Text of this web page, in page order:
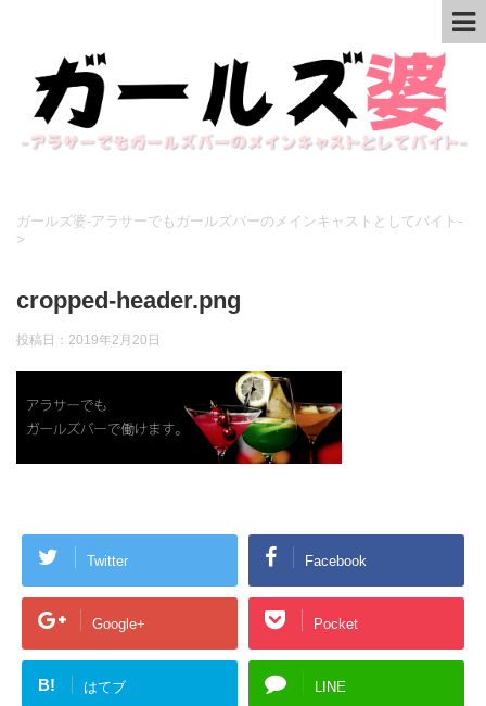
ガールズ婆-アラサーでもガールズバーのメインキャストとしてバイト-
>
cropped-header.png
投稿日： 2019年2月20日
Twitter Facebook
Google+ Pocket
B! はてブ LINE